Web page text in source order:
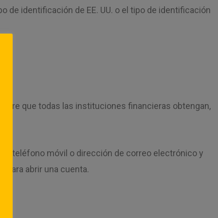
identificación de EE. UU. o el tipo de identificación
que todas las instituciones financieras obtengan,
teléfono móvil o dirección de correo electrónico y
para abrir una cuenta.